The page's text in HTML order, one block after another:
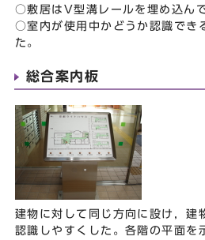
○敷居はV型溝レールを埋め込ん
○室内が使用中かどうか認識でき
た。
総合案内板
建物に対して同じ方向に設け，建
認識しやすくした。各階の平面を